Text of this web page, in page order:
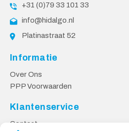
+31 (0)79 33 101 33
info@hidalgo.nl
Platinastraat 52
Informatie
Over Ons
PPP Voorwaarden
Klantenservice
Contact